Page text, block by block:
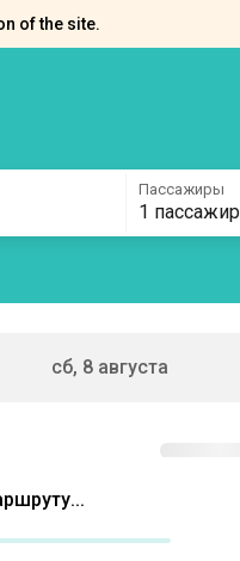
of the site.
Пассажиры
1 пассажир
сб, 8 августа